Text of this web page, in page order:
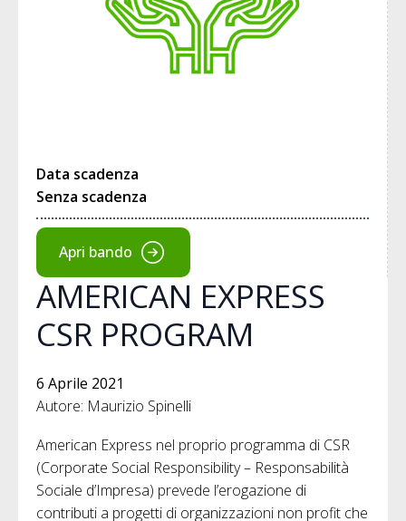
Data scadenza
Senza scadenza
Apri bando
AMERICAN EXPRESS
CSR PROGRAM
6 Aprile 2021
Autore: Maurizio Spinelli
American Express nel proprio programma di CSR
(Corporate Social Responsibility – Responsabilità
Sociale d’Impresa) prevede l’erogazione di
contributi a progetti di organizzazioni non profit che